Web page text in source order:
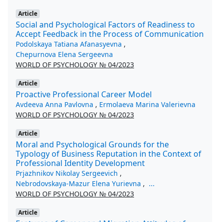
Article
Social and Psychological Factors of Readiness to
Accept Feedback in the Process of Communication
Podolskaya Tatiana Afanasyevna ,
Chepurnova Elena Sergeevna
WORLD OF PSYCHOLOGY № 04/2023
Article
Proactive Professional Career Model
Avdeeva Anna Pavlovna , Ermolaeva Marina Valerievna
WORLD OF PSYCHOLOGY № 04/2023
Article
Moral and Psychological Grounds for the
Typology of Business Reputation in the Context of
Professional Identity Development
Prjazhnikov Nikolay Sergeevich ,
Nebrodovskaya-Mazur Elena Yurievna , ...
WORLD OF PSYCHOLOGY № 04/2023
Article